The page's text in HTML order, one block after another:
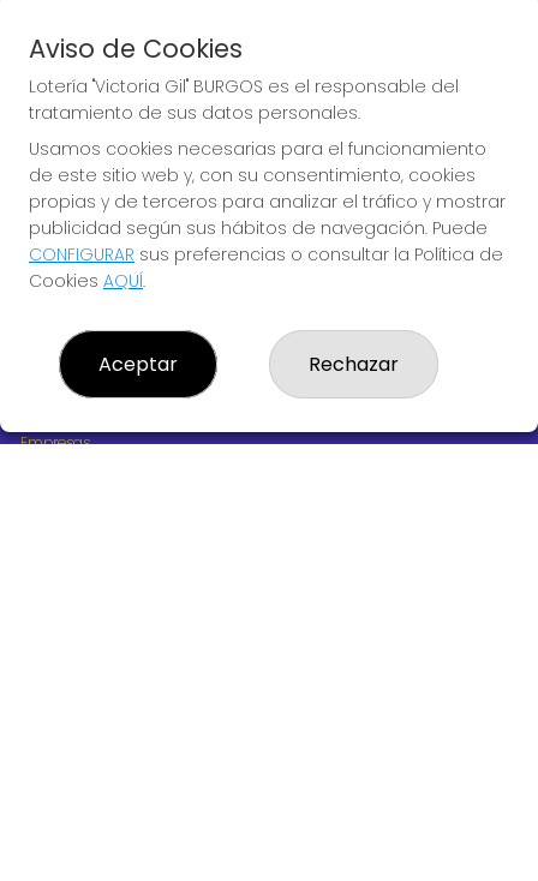
La de la Antigua de
Gamonal
¿Quiénes somos?
Comprar lotería
Resultados
Empresas
Aviso de Cookies
Lotería "Victoria Gil" BURGOS es el responsable del
tratamiento de sus datos personales.
Usamos cookies necesarias para el funcionamiento
de este sitio web y, con su consentimiento, cookies
propias y de terceros para analizar el tráfico y mostrar
publicidad según sus hábitos de navegación. Puede
CONFIGURAR sus preferencias o consultar la Política de
Cookies AQUÍ.
Aceptar Rechazar